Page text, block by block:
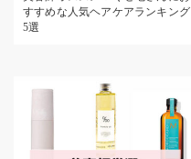
すすめな人気ヘアケアランキング
5選